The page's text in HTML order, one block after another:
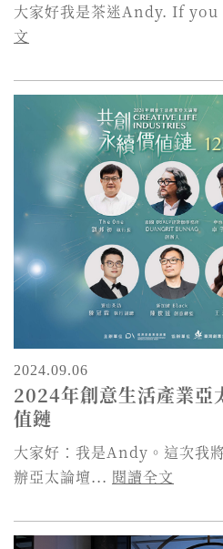
大家好我是茶迷Andy. If
文
2024.09.06
2024年創意生活產業亞
值鏈
大家好：我是Andy。這次我
辦亞太論壇... 閱讀全文